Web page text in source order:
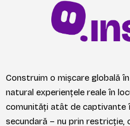
Construim o mișcare globală
natural experiențele reale în
comunități atât de captivante
secundară – nu prin restricție,